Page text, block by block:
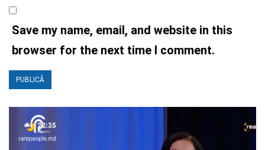
Save my name, email, and website in this
browser for the next time I comment.